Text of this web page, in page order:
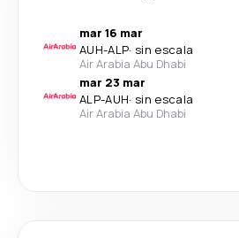
mar 16 mar
AUH-ALP· sin escala
Air Arabia Abu Dhabi
mar 23 mar
ALP-AUH· sin escala
Air Arabia Abu Dhabi